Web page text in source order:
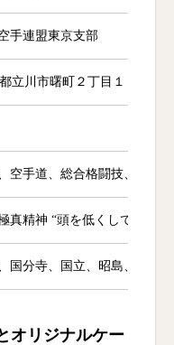
手連盟東京支部
立川市曙町２丁目１４−１
空手道、総合格闘技、柔術
真精神 “頭を低くして（謙
国分寺、国立、昭島、東大
オリジナルケー